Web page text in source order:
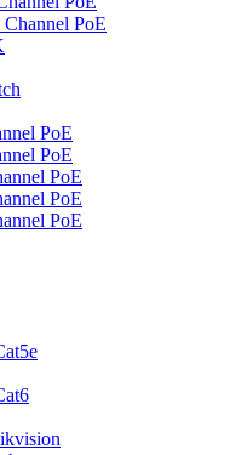
PoE
PoE
PoE
PoE
PoE
PoE